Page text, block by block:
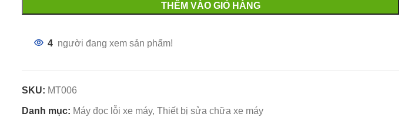
THÊM VÀO GIỎ HÀNG
4 người đang xem sản phẩm!
SKU: MT006
Danh mục: Máy đọc lỗi xe máy, Thiết bị sửa chữa xe máy